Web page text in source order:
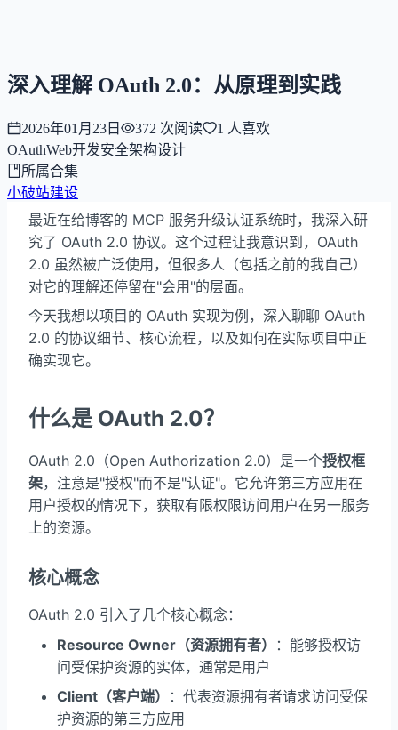
深入理解 OAuth 2.0：从原理到实践
2026年01月23日 372 次阅读 1 人喜欢
OAuthWeb开发安全架构设计
所属合集
小破站建设
最近在给博客的 MCP 服务升级认证系统时，我深入研
究了 OAuth 2.0 协议。这个过程让我意识到，OAuth
2.0 虽然被广泛使用，但很多人（包括之前的我自己）
对它的理解还停留在"会用"的层面。
今天我想以项目的 OAuth 实现为例，深入聊聊 OAuth
2.0 的协议细节、核心流程，以及如何在实际项目中正
确实现它。
什么是 OAuth 2.0？
OAuth 2.0（Open Authorization 2.0）是一个授权框
架，注意是"授权"而不是"认证"。它允许第三方应用在
用户授权的情况下，获取有限权限访问用户在另一服务
上的资源。
核心概念
OAuth 2.0 引入了几个核心概念：
Resource Owner（资源拥有者）
：能够授权访
问受保护资源的实体，通常是用户
Client（客户端）
：代表资源拥有者请求访问受保
护资源的第三方应用